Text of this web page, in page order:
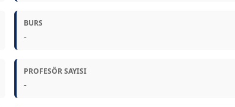
BURS
-
PROFESÖR SAYISI
-